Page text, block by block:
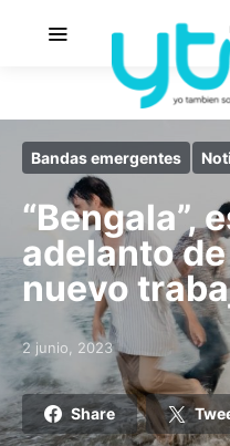
Bandas emergentes
“Bengala”,
adelanto
nuevo
Posted on
2 junio, 2023
Share